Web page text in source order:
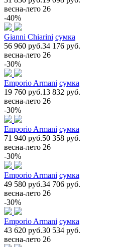
весна-лето 26
-40%
Gianni Chiarini сумка
56 960 руб.34 176 руб.
весна-лето 26
-30%
Emporio Armani сумка
19 760 руб.13 832 руб.
весна-лето 26
-30%
Emporio Armani сумка
71 940 руб.50 358 руб.
весна-лето 26
-30%
Emporio Armani сумка
49 580 руб.34 706 руб.
весна-лето 26
-30%
Emporio Armani сумка
43 620 руб.30 534 руб.
весна-лето 26